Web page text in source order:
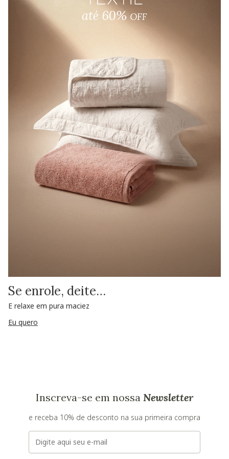
Se enrole, deite…
E relaxe em pura maciez
Eu quero
Inscreva-se em nossa Newsletter
e receba 10% de desconto na sua primeira compra
E-mail